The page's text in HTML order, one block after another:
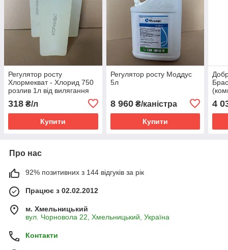
Регулятор росту
Хлормекват - Хлорид 750
розлив 1л від вилягання
(пшениця, ячмінь)
318 ₴/л
Купити
Регулятор росту Моддус
5л
8 960₴/каністра
Купити
4
Про нас
92% позитивних з 144 відгуків за рік
Працює з 02.02.2012
м. Хмельницький
вул. Чорновола 22, Хмельницький, Україна
Контакти